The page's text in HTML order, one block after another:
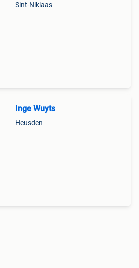
Sint-Niklaas
Inge Wuyts
Heusden